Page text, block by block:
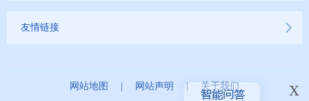
友情链接
网站地图 网站声明 | 关于我们
x